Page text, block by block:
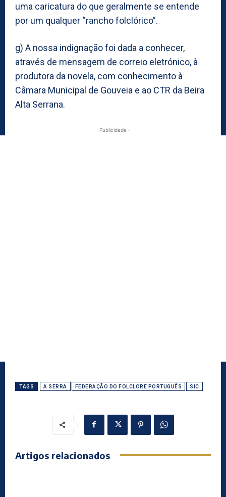
uma caricatura do que geralmente se entende
por um qualquer “rancho folclórico”.
g) A nossa indignação foi dada a conhecer,
através de mensagem de correio eletrónico, à
produtora da novela, com conhecimento à
Câmara Municipal de Gouveia e ao CTR da Beira
Alta Serrana.
- Publicidade -
TAGS A SERRA FEDERAÇÃO DO FOLCLORE PORTUGUÊS SIC
Artigos relacionados